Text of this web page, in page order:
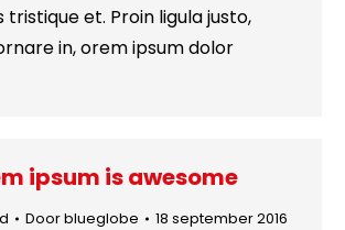
tristique et. Proin ligula justo,
in, orem ipsum dolor
ipsum is awesome
Doorblueglobe 18 september 2016